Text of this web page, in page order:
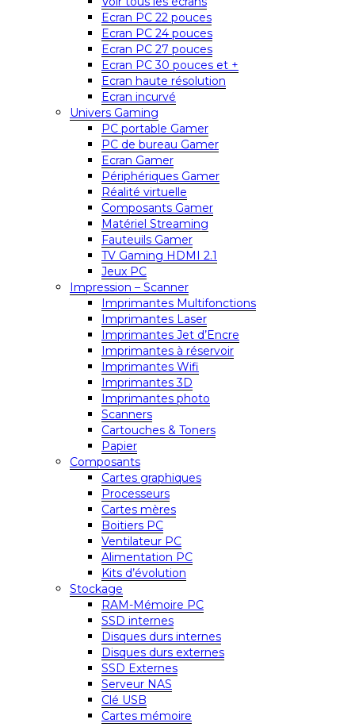
Ecran PC 22 pouces
Ecran PC 24 pouces
Ecran PC 27 pouces
Ecran PC 30 pouces et +
Ecran haute résolution
Ecran incurvé
Univers Gaming
PC portable Gamer
PC de bureau Gamer
Ecran Gamer
Périphériques Gamer
Réalité virtuelle
Composants Gamer
Matériel Streaming
Fauteuils Gamer
TV Gaming HDMI 2.1
Jeux PC
Impression – Scanner
Imprimantes Multifonctions
Imprimantes Laser
Imprimantes Jet d’Encre
Imprimantes à réservoir
Imprimantes Wifi
Imprimantes 3D
Imprimantes photo
Scanners
Cartouches & Toners
Papier
Composants
Cartes graphiques
Processeurs
Cartes mères
Boitiers PC
Ventilateur PC
Alimentation PC
Kits d’évolution
Stockage
RAM-Mémoire PC
SSD internes
Disques durs internes
Disques durs externes
SSD Externes
Serveur NAS
Clé USB
Cartes mémoire